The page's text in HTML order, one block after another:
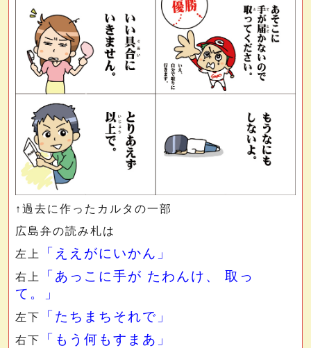
↑過去に作ったカルタの一部
広島弁の読み札は
左上
「ええがにいかん」
右上
「あっこに手が たわんけ、 取っ
て。」
左下 「たちまちそれで」
右下 「もう何もすまあ」